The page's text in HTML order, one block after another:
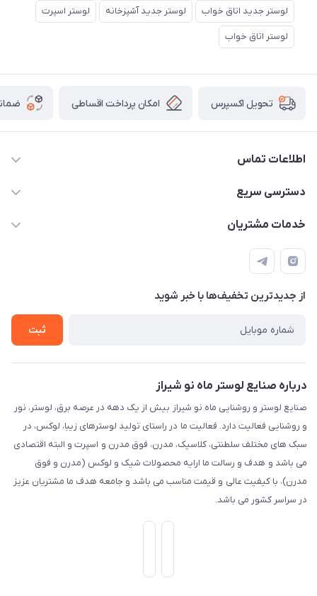
لوستر جدید اتاق خواب لوستر جدید آشپزخانه لوستر اسپرت
لوستر اتاق خواب
تحویل اکسپرس امکان پرداخت اقساطی
اطلاعات تماس
09171115348
طبقه همکف واحد 131
دسترسی سریع
مجله فروشگاه
درباره ما
تماس با ما
خدمات مشتریان
قوانین و مقررات
حریم خصوصی
راهنما
از جدید‌ترین تخفیف‌ها با‌ خبر شوید
ثبت
درباره صنایع لوستر ماه نو شیراز
صنایع لوستر و روشنایی ماه نو شیراز بیش از یک دهه در عرصه برق، لوستر، نور
و روشنایی فعالیت دارد. فعالیت ما در راستای تولید لوسترهای زیبا، لوکس، در
سبک های مختلف سلطنتی، کلاسیک، مدرن، فوق مدرن و اسپرت و البته اقتصادی
می باشد و هدف و رسالت ما ارایه محصولات شیک و لوکس (مدرن و فوق
مدرن)، با کیفیت عالی و قیمت مناسب می باشد و جامعه هدف ما مشتریان عزیز
در سراسر کشور می باشد.